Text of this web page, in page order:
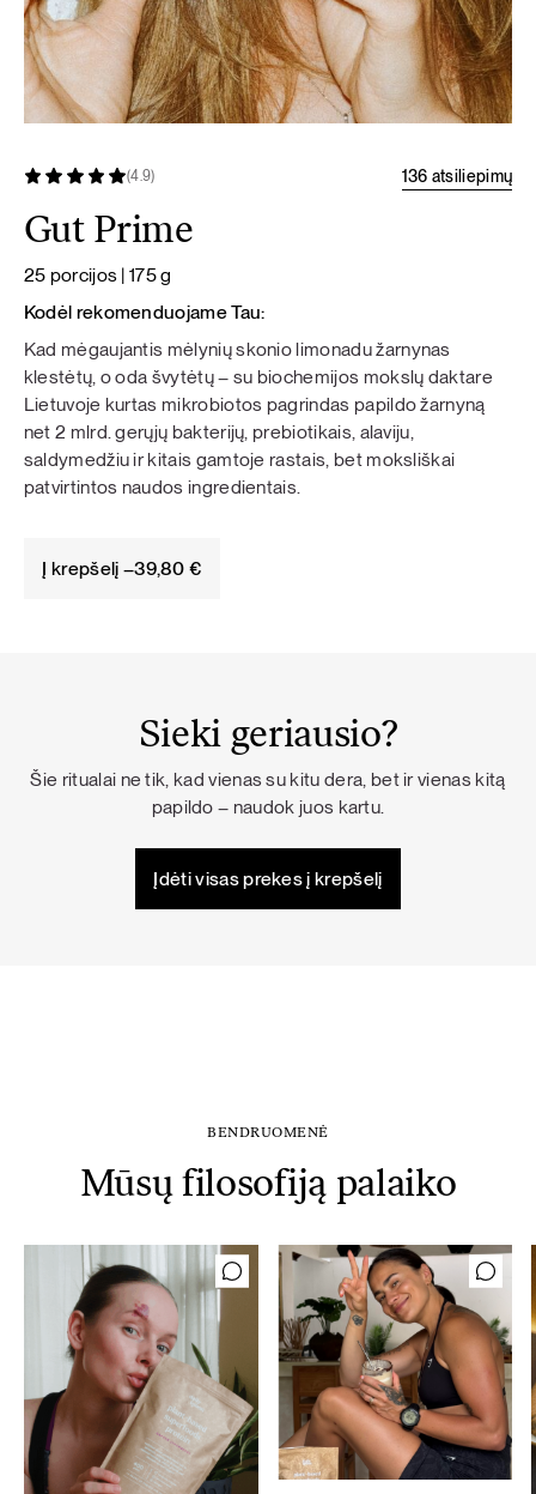
(4.9) 136 atsiliepimų
Gut Prime
25 porcijos | 175 g
Kodėl rekomenduojame Tau:
Kad mėgaujantis mėlynių skonio limonadu žarnynas
klestėtų, o oda švytėtų – su biochemijos mokslų daktare
Lietuvoje kurtas mikrobiotos pagrindas papildo žarnyną
net 2 mlrd. gerųjų bakterijų, prebiotikais, alaviju,
saldymedžiu ir kitais gamtoje rastais, bet moksliškai
patvirtintos naudos ingredientais.
Į krepšelį –39,80€
Sieki geriausio?
Šie ritualai ne tik, kad vienas su kitu dera, bet ir vienas kitą
papildo – naudok juos kartu.
Įdėti visas prekes į krepšelį
BENDRUOMENĖ
Mūsų filosofiją palaiko